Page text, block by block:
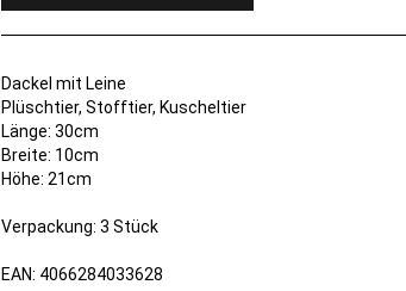
Dackel mit Leine
Plüschtier, Stofftier, Kuscheltier
Länge: 30cm
Breite: 10cm
Höhe: 21cm
Verpackung: 3 Stück
EAN: 4066284033628